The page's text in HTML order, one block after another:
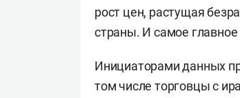
Образование — МГУ
Работал в Ираке, Сирии,
рост цен, растущая
страны. И самое
Инициаторами данных
том числе торговцы с